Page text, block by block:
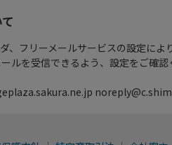
、フリーメールサービスの設定に
ルを受信できるよう、設定をご確認